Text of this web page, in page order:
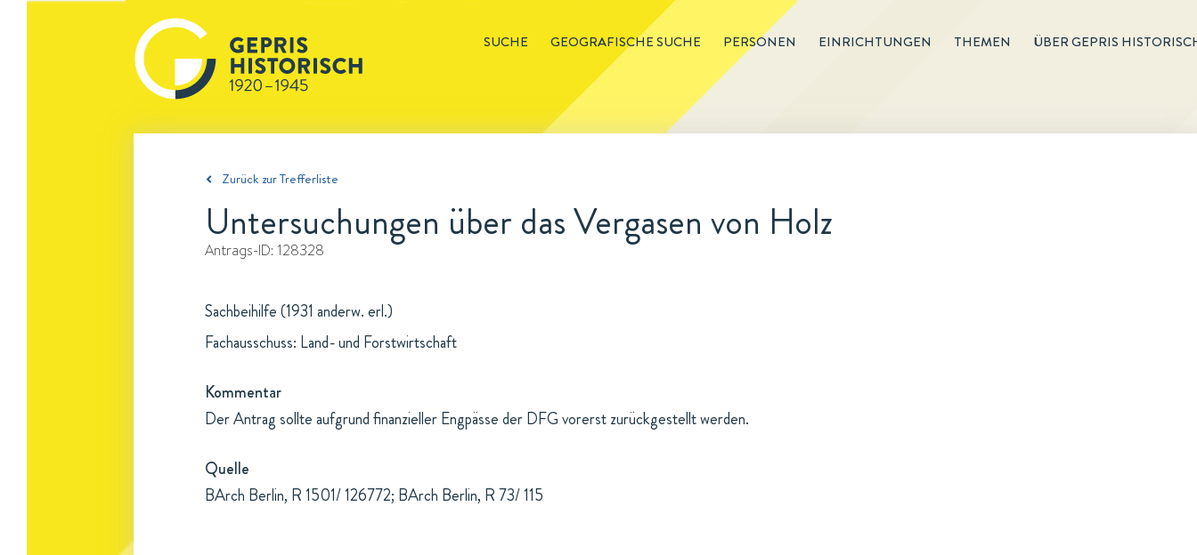
SUCHE GEOGRAFISCHE SUCHE PERSONEN EINRICHTUNGEN THEMEN ÜBER GEPRIS
Zurück zur Trefferliste
Untersuchungen über das Vergasen von Holz
Antrags-ID: 128328
Sachbeihilfe (1931 anderw. erl.)
Fachausschuss: Land- und Forstwirtschaft
Kommentar
Der Antrag sollte aufgrund finanzieller Engpässe der DFG vorerst zurückgestellt werden.
Quelle
BArch Berlin, R 1501/ 126772; BArch Berlin, R 73/ 115